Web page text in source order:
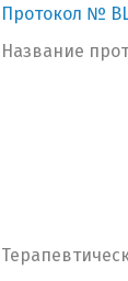
Протокол №
Название